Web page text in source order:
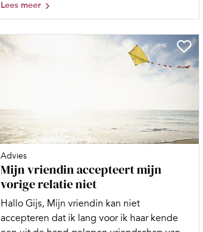
Lees meer
Advies
Mijn vriendin accepteert mijn
vorige relatie niet
Hallo Gijs, Mijn vriendin kan niet
accepteren dat ik lang voor ik haar kende